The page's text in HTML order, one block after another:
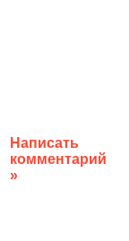
Написать
комментарий
»